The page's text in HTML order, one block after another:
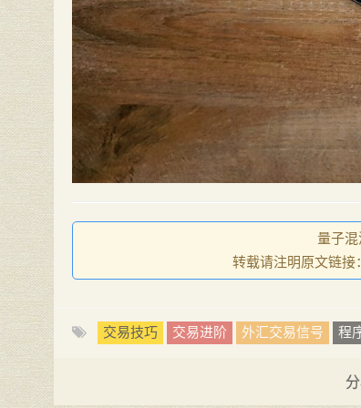
量子
转载请注明原文链接：
交易技巧 交易进阶 外汇交易信号 程
分